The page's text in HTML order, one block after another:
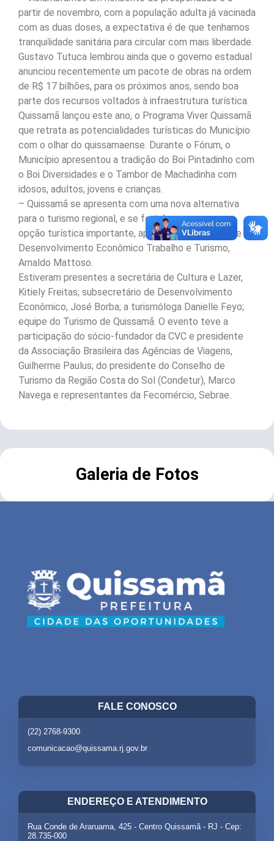
partir de novembro, com a população adulta já vacinada
com as duas doses, a expectativa é de que tenhamos
tranquilidade sanitária para circular com mais liberdade.
Gustavo Tutuca lembrou ainda que o governo estadual
anunciou recentemente um pacote de obras na ordem
de R$ 17 bilhões, para os próximos anos, sendo boa
parte dos recursos voltados à infraestrutura turística.
Quissamã lançou este ano, o Programa Viver Quissamã
que retrata as potencialidades turísticas do Município
com o olhar do quissamaense. Durante o Fórum, o
Município apresentou a tradição do Boi Pintadinho com
o Boi Diversidades e o Tambor de Machadinha com
idosos, adultos, jovens e crianças.
– Quissamã se apresenta com uma nova alternativa
para o turismo regional, e se fortalece como uma
opção turística importante, apontou o secretário de
Desenvolvimento Econômico Trabalho e Turismo,
Arnaldo Mattoso.
Estiveram presentes a secretária de Cultura e Lazer,
Kitiely Freitas; subsecretário de Desenvolvimento
Econômico, José Borba; a turismóloga Danielle Feyo;
equipe do Turismo de Quissamã. O evento teve a
participação do sócio-fundador da CVC e presidente
da Associação Brasileira das Agências de Viagens,
Guilherme Paulus; do presidente do Conselho de
Turismo da Região Costa do Sol (Condetur), Marco
Navega e representantes da Fecomércio, Sebrae.
Galeria de Fotos
FALE CONOSCO
(22) 2768-9300
comunicacao@quissama.rj.gov.br
ENDEREÇO E ATENDIMENTO
Rua Conde de Araruama, 425 - Centro Quissamã - RJ - Cep:
28.735-000